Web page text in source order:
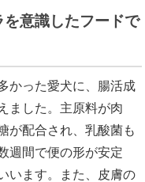
意識したフードで
かった愛犬に、腸活成
ました。主原料が肉
が配合され、乳酸菌も
週間で便の形が安定
います。また、皮膚の